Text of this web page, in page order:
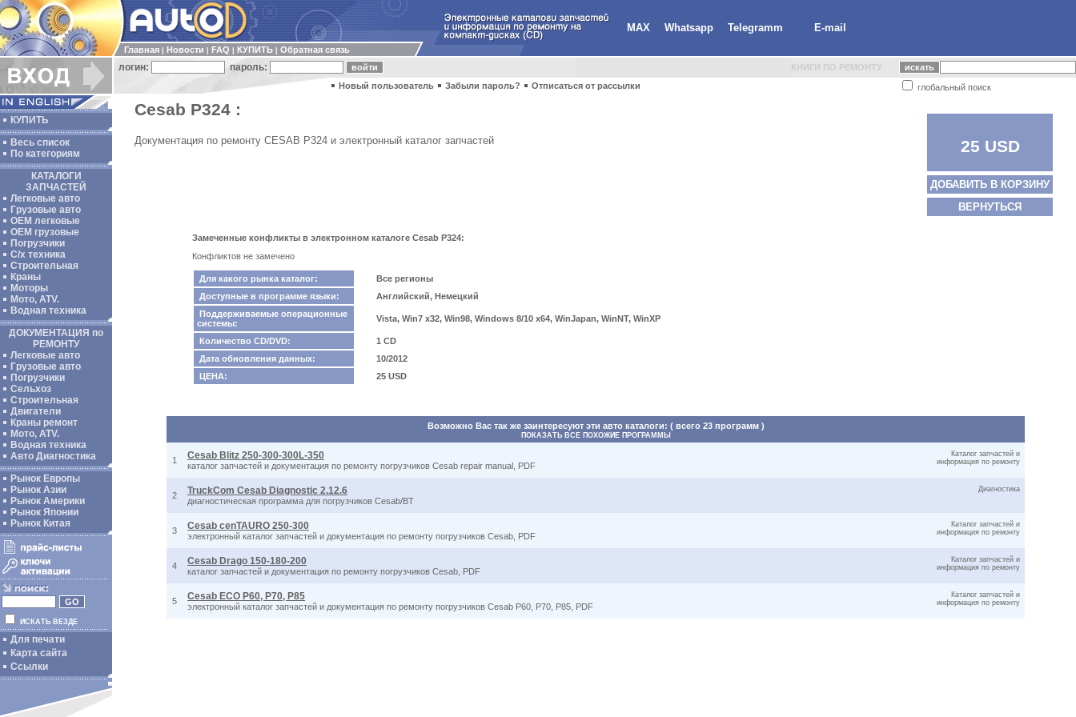
MAX Whatsapp Telegramm E-mail
Главная Новости FAQ КУПИТЬ Обратная связь
логин: пароль: КНИГИ ПО РЕМОНТУ
глобальный поиск
Новый пользователь Забыли пароль? Отписаться от рассылки
КУПИТЬ
Весь список
По категориям
КАТАЛОГИ
ЗАПЧАСТЕЙ
Легковые авто
Грузовые авто
ОЕМ легковые
OEM грузовые
Погрузчики
С/х техника
Строительная
Краны
Моторы
Мото, ATV.
Водная техника
ДОКУМЕНТАЦИЯ по
РЕМОНТУ
Легковые авто
Грузовые авто
Погрузчики
Сельхоз
Строительная
Двигатели
Краны ремонт
Мото, ATV.
Водная техника
Авто Диагностика
Рынок Европы
Рынок Азии
Рынок Америки
Рынок Японии
Рынок Китая
ИСКАТЬ ВЕЗДЕ
Для печати
Карта сайта
Ссылки
Cesab P324 :
Документация по ремонту CESAB P324 и электронный каталог запчастей 25 USD
ДОБАВИТЬ В КОРЗИНУ
ВЕРНУТЬСЯ
Замеченные конфликты в электронном каталоге Cesab P324:
Конфликтов не замечено
Для какого рынка каталог:
Все регионы
Доступные в программе языки:
Английский, Немецкий
Поддерживаемые операционные
системы:
Vista, Win7 x32, Win98, Windows 8/10 x64, WinJapan, WinNT, WinXP
Количество CD/DVD:
1 CD
Дата обновления данных:
10/2012
ЦЕНА:
25 USD
Возможно Вас так же заинтересуют эти авто каталоги: ( всего 23 программ )
ПОКАЗАТЬ ВСЕ ПОХОЖИЕ ПРОГРАММЫ
1 Cesab Blitz 250-300-300L-350
каталог запчастей и документация по ремонту погрузчиков Cesab repair manual, PDF
Каталог запчастей и
информация по ремонту
2 TruckCom Cesab Diagnostic 2.12.6
диагностическая программа для погрузчиков Cesab/BT
Диагностика
3 Cesab cenTAURO 250-300
электронный каталог запчастей и документация по ремонту погрузчиков Cesab, PDF
Каталог запчастей и
информация по ремонту
4 Cesab Drago 150-180-200
каталог запчастей и документация по ремонту погрузчиков Cesab, PDF
Каталог запчастей и
информация по ремонту
5 Cesab ECO P60, P70, P85
электронный каталог запчастей и документация по ремонту погрузчиков Cesab P60, P70, P85, PDF
Каталог запчастей и
информация по ремонту